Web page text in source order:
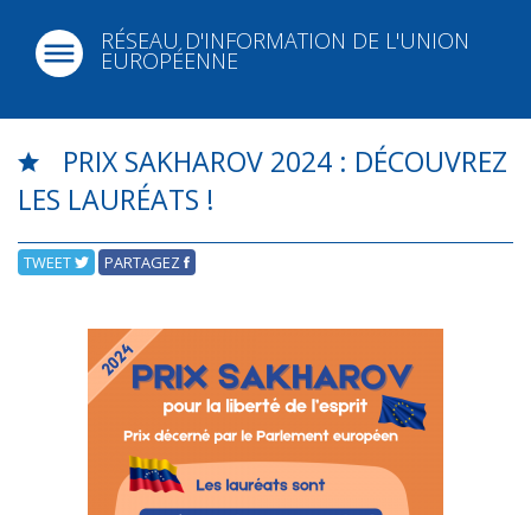
RÉSEAU D'INFORMATION DE L'UNION
EUROPÉENNE
PRIX SAKHAROV 2024 : DÉCOUVREZ
LES LAURÉATS !
TWEET PARTAGEZ